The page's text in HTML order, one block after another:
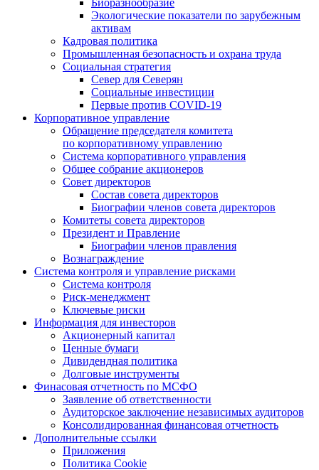
Экологические показатели по зарубежным
активам
Кадровая политика
Промышленная безопасность и охрана труда
Социальная стратегия
Север для Северян
Социальные инвестиции
Первые против COVID‑19
Корпоративное управление
Обращение председателя комитета
по корпоративному управлению
Система корпоративного управления
Общее собрание акционеров
Совет директоров
Состав совета директоров
Биографии членов совета директоров
Комитеты совета директоров
Президент и Правление
Биографии членов правления
Вознаграждение
Система контроля и управление рисками
Система контроля
Риск-менеджмент
Ключевые риски
Информация для инвесторов
Акционерный капитал
Ценные бумаги
Дивидендная политика
Долговые инструменты
Финасовая отчетность по МСФО
Заявление об ответственности
Аудиторское заключение независимых аудиторов
Консолидированная финансовая отчетность
Дополнительные ссылки
Приложения
Политика Cookie